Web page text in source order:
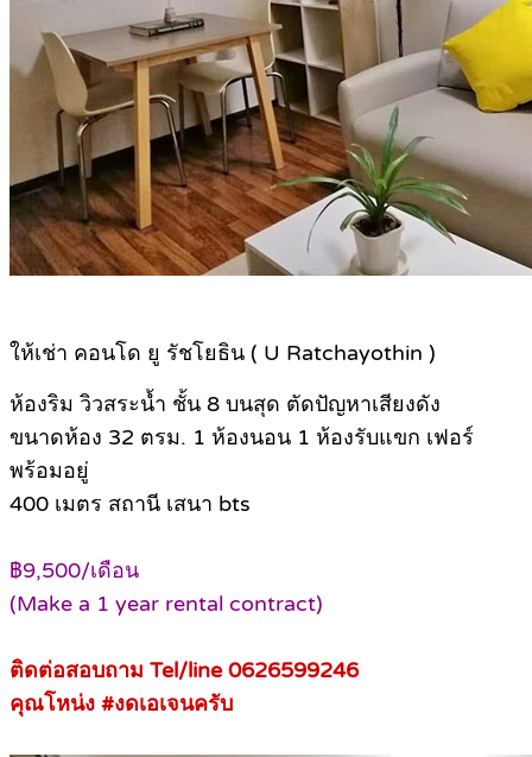
ให้เช่า คอนโด ยู รัชโยธิน ( U Ratchayothin )
ห้องริม วิวสระน้ำ ชั้น 8 บนสุด ตัดปัญหาเสียงดัง
ขนาดห้อง 32 ตรม. 1 ห้องนอน 1 ห้องรับแขก เฟอร์
พร้อมอยู่
400 เมตร สถานี เสนา bts
฿9,500/เดือน
(Make a 1 year rental contract)
ติดต่อสอบถาม Tel/line 0626599246
คุณโหน่ง #งดเอเจนครับ